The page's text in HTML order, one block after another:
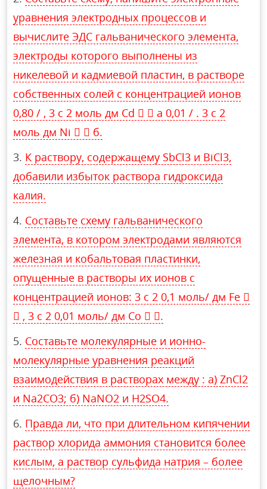
уравнения электродных процессов и
вычислите ЭДС гальванического элемента,
электроды которого выполнены из
никелевой и кадмиевой пластин, в растворе
собственных солей с концентрацией ионов
0,80 / , 3 c 2 моль дм Cd   а 0,01 / . 3 c 2
моль дм Ni   б.
К раствору, содержащему SbCl3 и BiCl3,
добавили избыток раствора гидроксида
калия.
Составьте схему гальванического
элемента, в котором электродами являются
железная и кобальтовая пластинки,
опущенные в растворы их ионов с
концентрацией ионов: 3 c 2 0,1 моль/ дм Fe 
 , 3 c 2 0,01 моль/ дм Co  .
Составьте молекулярные и ионно-
молекулярные уравнения реакций
взаимодействия в растворах между : а) ZnCl2
и Na2CO3; б) NaNO2 и H2SO4.
Правда ли, что при длительном кипячении
раствор хлорида аммония становится более
кислым, а раствор сульфида натрия – более
щелочным?